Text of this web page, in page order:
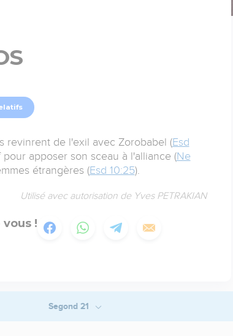
revinrent de l'exil avec Zorobabel (Esd
apposer son sceau à l'alliance (Ne
étrangères (Esd 10:25).
Utilisé avec autorisation de Yves PETRAKIAN
!
Segond 21